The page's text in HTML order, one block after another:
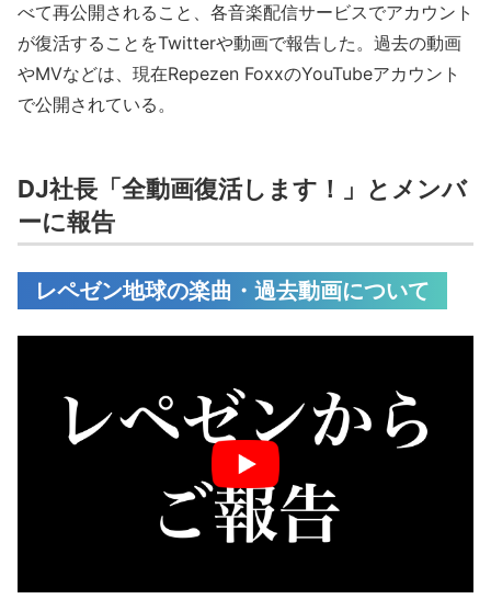
べて再公開されること、各音楽配信サービスでアカウント
が復活することをTwitterや動画で報告した。過去の動画
やMVなどは、現在Repezen FoxxのYouTubeアカウント
で公開されている。
DJ社長「全動画復活します！」とメンバ
ーに報告
レペゼン地球の楽曲・過去動画について